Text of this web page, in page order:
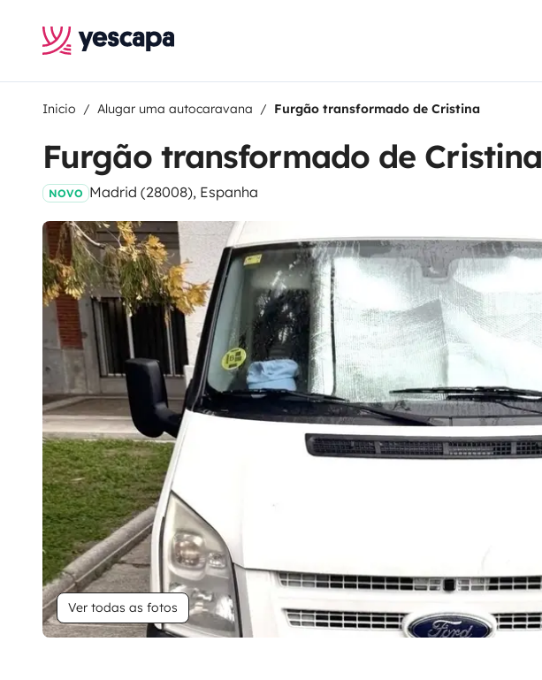
Inicio Alugar uma autocaravana Furgão transformado de Cristina
Furgão transformado de Cristina
NOVO Madrid (28008), Espanha
Ver todas as fotos